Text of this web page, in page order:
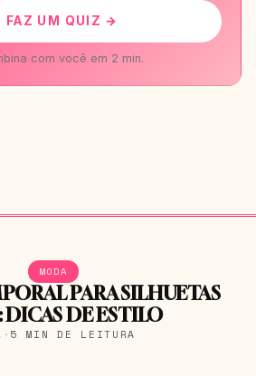
UM QUIZ →
com você em 2 min.
MODA
PARA SILHUETAS
DICAS DE ESTILO
· 5 MIN DE LEITURA